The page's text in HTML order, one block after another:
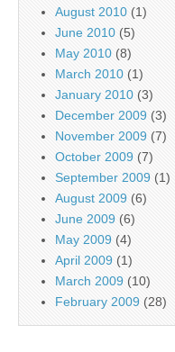
August 2010 (1)
June 2010 (5)
May 2010 (8)
March 2010 (1)
January 2010 (3)
December 2009 (3)
November 2009 (7)
October 2009 (7)
September 2009 (1)
August 2009 (6)
June 2009 (6)
May 2009 (4)
April 2009 (1)
March 2009 (10)
February 2009 (28)